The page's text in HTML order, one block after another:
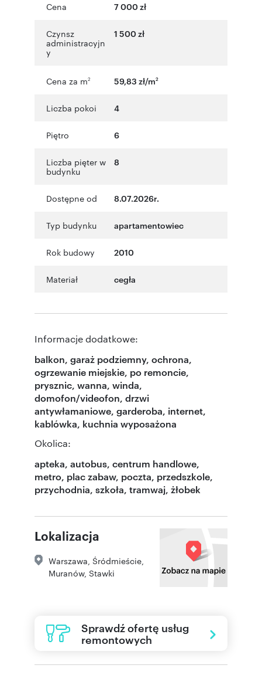
Cena 7 000 zł
Czynsz
administracyjn
y
1 500 zł
Cena za m2 59,83 zł/m2
Liczba pokoi 4
Piętro 6
Liczba pięter w
budynku
8
Dostępne od 8.07.2026r.
Typ budynku apartamentowiec
Rok budowy 2010
Materiał cegła
Informacje dodatkowe:
balkon, garaż podziemny, ochrona,
ogrzewanie miejskie, po remoncie,
prysznic, wanna, winda,
domofon/videofon, drzwi
antywłamaniowe, garderoba, internet,
kablówka, kuchnia wyposażona
Okolica:
apteka, autobus, centrum handlowe,
metro, plac zabaw, poczta, przedszkole,
przychodnia, szkoła, tramwaj, żłobek
Lokalizacja
Warszawa Śródmieście
Muranów, Stawki
Sprawdź ofertę usług
remontowych